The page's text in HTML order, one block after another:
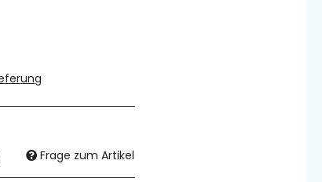
Frage zum Artikel